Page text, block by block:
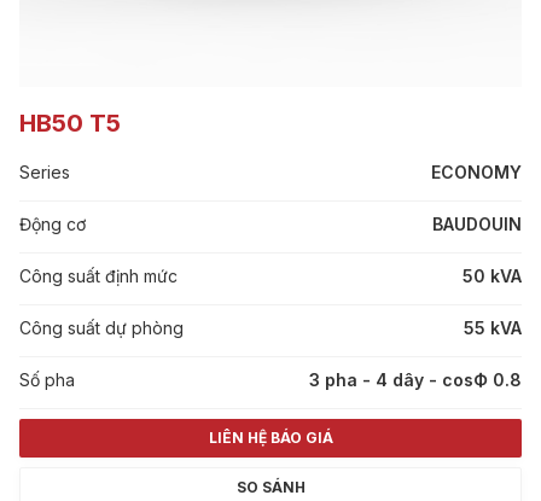
HB50 T5
Series ECONOMY
Động cơ BAUDOUIN
Công suất định mức 50 kVA
Công suất dự phòng 55 kVA
Số pha 3 pha - 4 dây - cosФ 0.8
LIÊN HỆ BÁO GIÁ
SO SÁNH